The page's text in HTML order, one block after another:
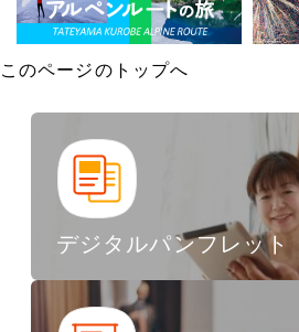
このページのトップへ
デジタルパンフレット